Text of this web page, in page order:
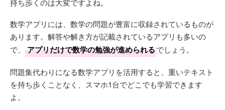
数学アプリには、数学の問題が豊富に収録されているものが
あります。解答や解き方が記載されているアプリも多いの
で、
アプリだけで数学の勉強が進められるでしょう。
問題集代わりになる数学アプリを活用すると、重いテキスト
を持ち歩くことなく、スマホ1台でどこでも学習できます
よ。